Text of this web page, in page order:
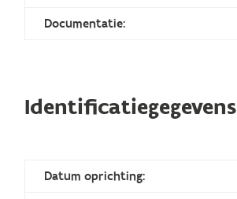
Documentatie:
Identificatiegegevens
Datum oprichting: